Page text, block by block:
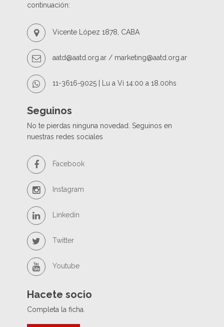
continuación:
Vicente López 1878, CABA
aatd@aatd.org.ar / marketing@aatd.org.ar
11-3616-9025 | Lu a Vi 14:00 a 18.00hs
Seguinos
No te pierdas ninguna novedad. Seguinos en
nuestras redes sociales
Facebook
Instagram
Linkedin
Twitter
Youtube
Hacete socio
Completa la ficha.